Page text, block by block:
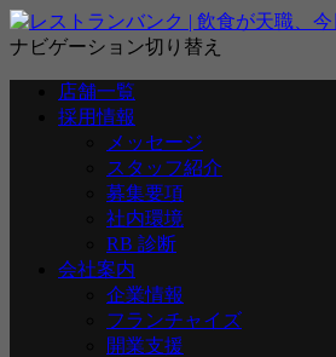
ナビゲーション切り替え
店舗一覧
採用情報
メッセージ
スタッフ紹介
募集要項
社内環境
RB 診断
会社案内
企業情報
フランチャイズ
開業支援